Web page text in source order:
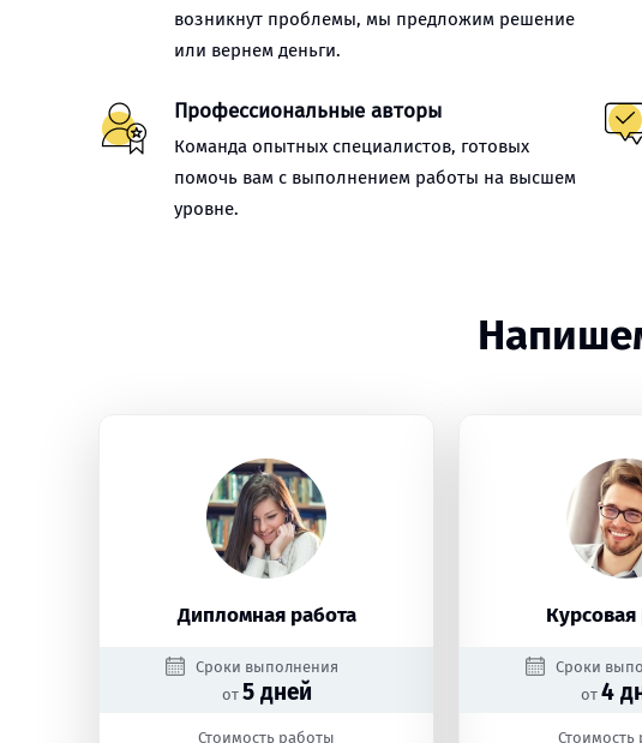
возникнут проблемы, мы предложим решение
или вернем деньги.
Профессиональные авторы
Команда опытных специалистов, готовых
помочь вам с выполнением работы на высшем
уровне.
Дипломная работа
Сроки выполнения
от 5 дней
Стоимость работы
Курсовая
Сроки
от 4
Стоимость